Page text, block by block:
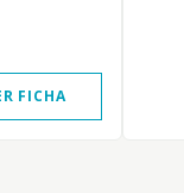
FICHA